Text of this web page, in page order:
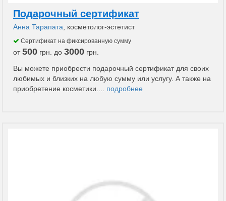
Подарочный сертификат
Анна Тарапата , косметолог-эстетист
Сертификат на фиксированную сумму
от500 грн. до 3000 грн.
Вы можете приобрести подарочный сертификат для своих
любимых и близких на любую сумму или услугу. А также на
приобретение косметики.... подробнее